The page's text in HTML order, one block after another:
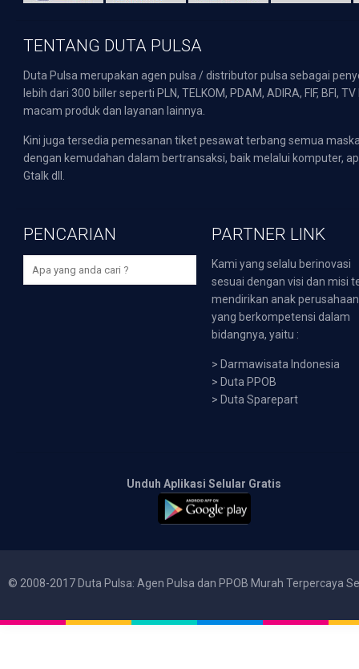
TENTANG DUTA PULSA
Duta Pulsa merupakan agen pulsa / distributor pulsa sebagai
lebih dari 300 biller seperti PLN, TELKOM, PDAM, ADIRA, FIF,
macam produk dan layanan lainnya.
Kini juga tersedia pemesanan tiket pesawat terbang semua
dengan kemudahan dalam bertransaksi, baik melalui komputer,
Gtalk dll.
PENCARIAN PARTNER LINK
Kami yang selalu berinovasi
sesuai dengan visi dan misi
mendirikan anak perusahaan
yang berkompetensi dalam
bidangnya, yaitu :
> Darmawisata Indonesia
> Duta PPOB
> Duta Sparepart
Unduh Aplikasi Selular Gratis
© 2008-2017 Duta Pulsa: Agen Pulsa dan PPOB Murah Terpercaya